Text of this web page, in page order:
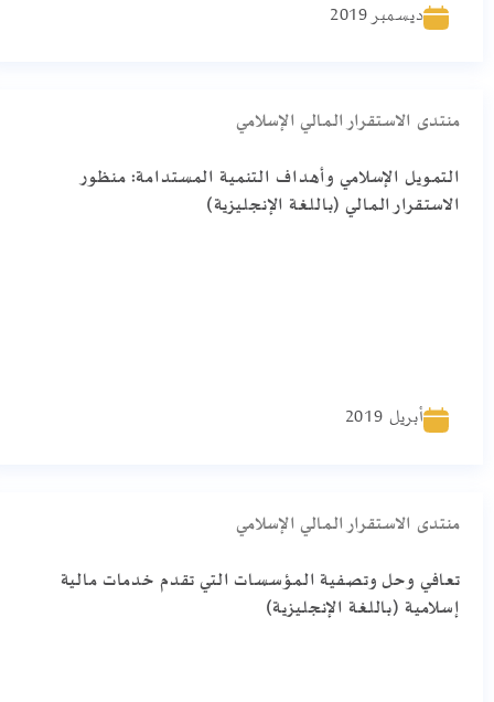
ديسمبر 2019
منتدى الاستقرار المالي الإسلامي
التمويل الإسلامي وأهداف التنمية المستدامة: منظور
الاستقرار المالي (باللغة الإنجليزية)
أبريل 2019
منتدى الاستقرار المالي الإسلامي
تعافي وحل وتصفية المؤسسات التي تقدم خدمات مالية
إسلامية (باللغة الإنجليزية)